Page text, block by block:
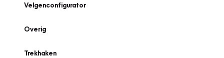
Velgenconfigurator
Overig
Trekhaken